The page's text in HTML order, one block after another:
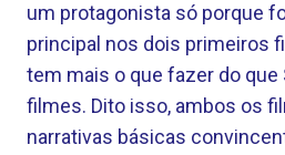
um protagonista só porque
principal nos dois primeiros
tem mais o que fazer do que
filmes. Dito isso, ambos os
narrativas básicas